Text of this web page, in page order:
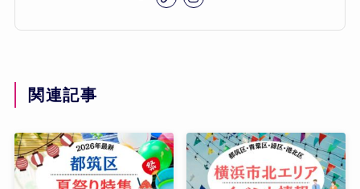
関連記事